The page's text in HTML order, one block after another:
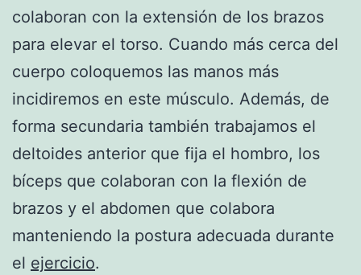
colaboran con la extensión de los brazos
para elevar el torso. Cuando más cerca del
cuerpo coloquemos las manos más
incidiremos en este músculo. Además, de
forma secundaria también trabajamos el
deltoides anterior que fija el hombro, los
bíceps que colaboran con la flexión de
brazos y el abdomen que colabora
manteniendo la postura adecuada durante
el ejercicio.